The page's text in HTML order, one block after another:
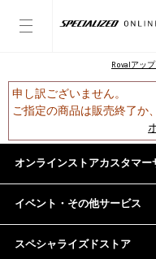
Rovalアッ
申し訳ございません。
ご指定の商品は販売終了か
オンラインストアカスタマー
イベント・その他サービス
スペシャライズドストア